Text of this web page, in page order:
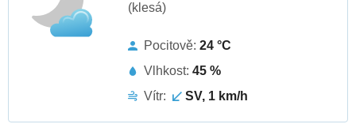
(klesá)
Pocitově: 24 °C
Vlhkost: 45 %
Vítr:
SV, 1 km/h